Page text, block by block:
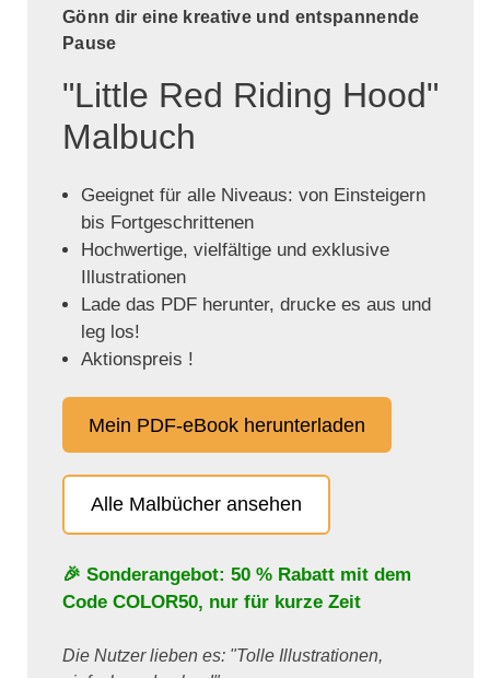
Gönn dir eine kreative und entspannende
Pause
"Little Red Riding Hood"
Malbuch
Geeignet für alle Niveaus: von Einsteigern
bis Fortgeschrittenen
Hochwertige, vielfältige und exklusive
Illustrationen
Lade das PDF herunter, drucke es aus und
leg los!
Aktionspreis !
Mein PDF-eBook herunterladen
Alle Malbücher ansehen
🎉 Sonderangebot: 50 % Rabatt mit dem
Code COLOR50, nur für kurze Zeit
Die Nutzer lieben es: "Tolle Illustrationen,